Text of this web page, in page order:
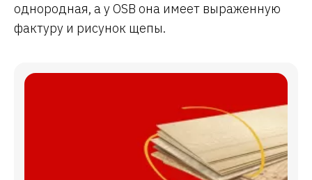
однородная, а у OSB она имеет выраженную
фактуру и рисунок щепы.